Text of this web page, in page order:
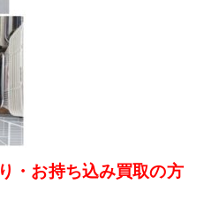
・お持ち込み買取の方